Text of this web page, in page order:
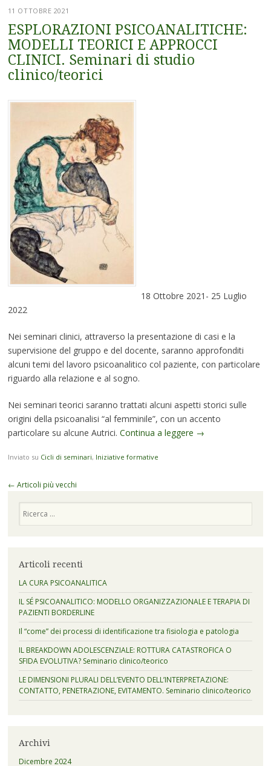
11 OTTOBRE 2021
ESPLORAZIONI PSICOANALITICHE:
MODELLI TEORICI E APPROCCI
CLINICI. Seminari di studio
clinico/teorici
18 Ottobre 2021- 25 Luglio
2022
Nei seminari clinici, attraverso la presentazione di casi e la
supervisione del gruppo e del docente, saranno approfonditi
alcuni temi del lavoro psicoanalitico col paziente, con particolare
riguardo alla relazione e al sogno.
Nei seminari teorici saranno trattati alcuni aspetti storici sulle
origini della psicoanalisi “al femminile”, con un accento
particolare su alcune Autrici. Continua a leggere →
Inviato su Cicli di seminari, Iniziative formative
Navigazione
← Articoli più vecchi
Articoli recenti
LA CURA PSICOANALITICA
IL SÉ PSICOANALITICO: MODELLO ORGANIZZAZIONALE E TERAPIA DI
PAZIENTI BORDERLINE
Il “come” dei processi di identificazione tra fisiologia e patologia
IL BREAKDOWN ADOLESCENZIALE: ROTTURA CATASTROFICA O
SFIDA EVOLUTIVA? Seminario clinico/teorico
LE DIMENSIONI PLURALI DELL’EVENTO DELL’INTERPRETAZIONE:
CONTATTO, PENETRAZIONE, EVITAMENTO. Seminario clinico/teorico
Archivi
Dicembre 2024